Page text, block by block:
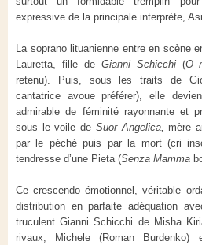
expressive de la principale interprète,
La soprano lituanienne entre en scène
Lauretta, fille de Gianni Schicchi(O
retenu). Puis, sous les traits de
cantatrice avoue préférer), elle
admirable de féminité rayonnante et
sous le voile de Suor Angelica, mère
par le péché puis par la mort (cri
tendresse d’une Pieta (Senza Mamma
Ce crescendo émotionnel, véritable
distribution en parfaite adéquation
truculent Gianni Schicchi de Misha
rivaux, Michele (Roman Burdenko)